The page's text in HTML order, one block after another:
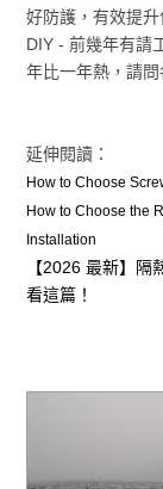
好防護，有效提
DIY - 前幾年有請
年比一年熱，請
延伸閱讀：
How to Choose
How to Choose the
Installation
【2026 最新】
看這篇！